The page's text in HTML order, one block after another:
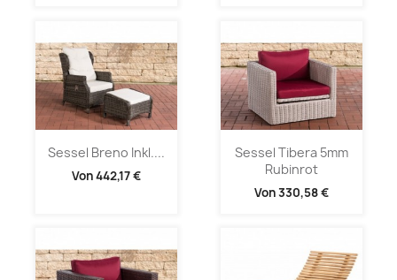
Sessel Breno Inkl....
Von442,17 €
Sessel Tibera 5mm
Rubinrot
Von330,58 €